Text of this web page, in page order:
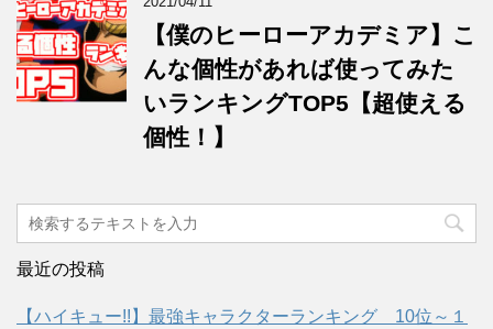
【僕のヒーローアカデミア】こ
んな個性があれば使ってみた
いランキングTOP5【超使える
個性！】
最近の投稿
【ハイキュー!!】最強キャラクターランキング 10位～１